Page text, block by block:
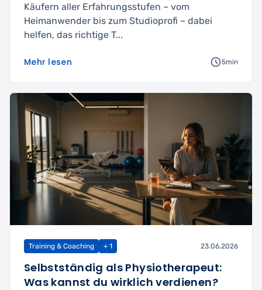
Käufern aller Erfahrungsstufen – vom
Heimanwender bis zum Studioprofi – dabei
helfen, das richtige T...
Mehr lesen 5min
Training & Coaching + 1 23.06.2026
Selbstständig als Physiotherapeut:
Was kannst du wirklich verdienen?